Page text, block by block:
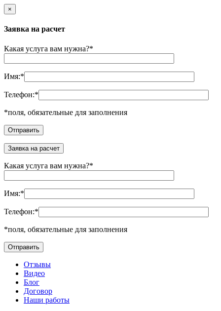
×
Заявка на расчет
Какая услуга вам нужна?*
Имя:*
Телефон:*
*поля, обязательные для заполнения
Заявка на расчет
Какая услуга вам нужна?*
Имя:*
Телефон:*
*поля, обязательные для заполнения
Отзывы
Видео
Блог
Договор
Наши работы